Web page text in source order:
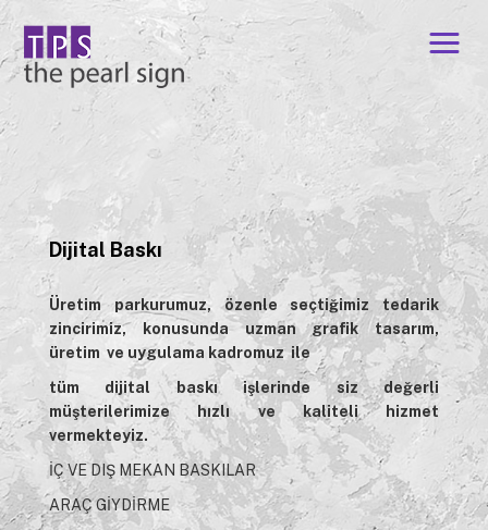
Dijital Baskı
Üretim parkurumuz, özenle seçtiğimiz tedarik
zincirimiz, konusunda uzman grafik tasarım,
üretim ve uygulama kadromuz ile
tüm dijital baskı işlerinde siz değerli
müşterilerimize hızlı ve kaliteli hizmet
vermekteyiz.
İÇ VE DIŞ MEKAN BASKILAR
ARAÇ GİYDİRME